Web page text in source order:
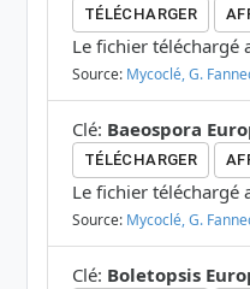
TÉLÉCHARGER
Le fichier téléchargé
Source: Mycoclé, G.
Clé: Baeospora
TÉLÉCHARGER
Le fichier téléchargé
Source: Mycoclé, G.
Clé: Boletopsis